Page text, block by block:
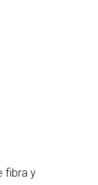
fibra y